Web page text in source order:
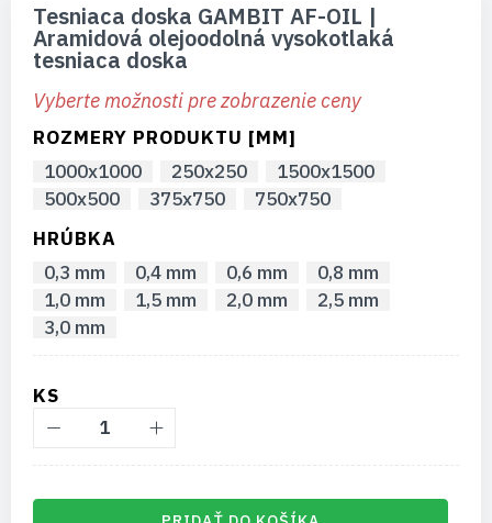
začiatok
galérie
obrázkov
Tesniaca doska GAMBIT AF-OIL |
Aramidová olejoodolná vysokotlaká
tesniaca doska
Vyberte možnosti pre zobrazenie ceny
ROZMERY PRODUKTU [MM]
1000x1000
250x250
1500x1500
500x500
375x750
750x750
HRÚBKA
0,3 mm
0,4 mm 0,6 mm
0,8 mm
1,0 mm
1,5 mm 2,0 mm
2,5 mm
3,0 mm
KS